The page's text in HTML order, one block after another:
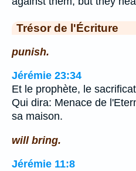
Trésor de l'Écriture
punish.
Jérémie 23:34
Et le prophète, le
Qui dira: Menace de
sa maison.
will bring.
Jérémie 11:8